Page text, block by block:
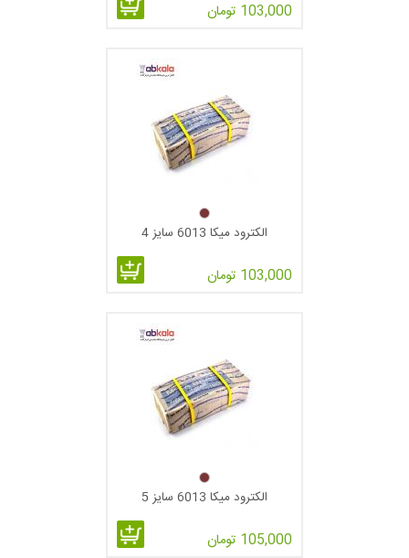
103,000 تومان
الکترود میکا 6013 سایز 4
103,000 تومان
الکترود میکا 6013 سایز 5
105,000 تومان